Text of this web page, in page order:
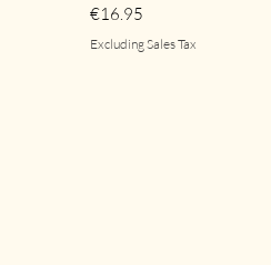
Price
€16.95
Excluding Sales Tax